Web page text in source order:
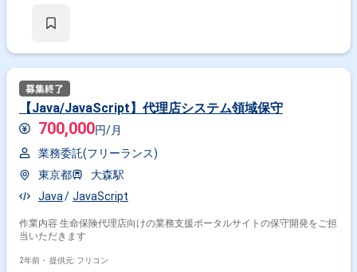
【Java/JavaScript】代理店システム領域保守
700,000円/月
業務委託(フリーランス)
東京都
大森駅
Java
JavaScript
作業内容 生命保険代理店向けの業務支援ポータルサイトの保守開発をご担
当いただきます
2年前・ 提供元: フリコン